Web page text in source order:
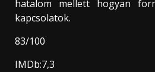
hatalom mellett hogyan
kapcsolatok.
83/100
IMDb:7,3